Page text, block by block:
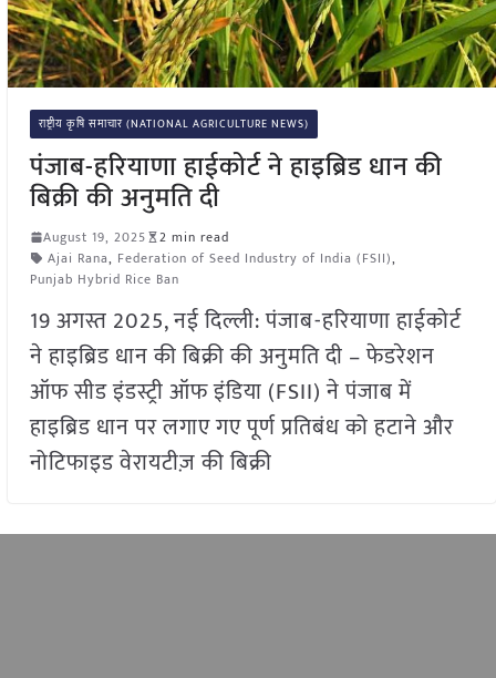
राष्ट्रीय कृषि समाचार (NATIONAL AGRICULTURE NEWS)
पंजाब-हरियाणा हाईकोर्ट ने हाइब्रिड धान की
बिक्री की अनुमति दी
August 19, 2025
2 min read
Ajai Rana, Federation of Seed Industry of India (FSII),
Punjab Hybrid Rice Ban
19 अगस्त 2025, नई दिल्ली: पंजाब-हरियाणा हाईकोर्ट
ने हाइब्रिड धान की बिक्री की अनुमति दी – फेडरेशन
ऑफ सीड इंडस्ट्री ऑफ इंडिया (FSII) ने पंजाब में
हाइब्रिड धान पर लगाए गए पूर्ण प्रतिबंध को हटाने और
नोटिफाइड वेरायटीज़ की बिक्री